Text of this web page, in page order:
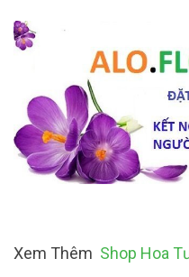
Xem Thêm Shop Hoa